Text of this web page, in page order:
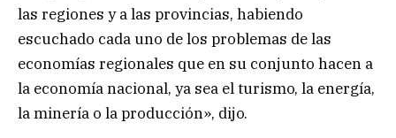
las regiones y a las provincias, habiendo
escuchado cada uno de los problemas de las
economías regionales que en su conjunto hacen a
la economía nacional, ya sea el turismo, la energía,
la minería o la producción», dijo.